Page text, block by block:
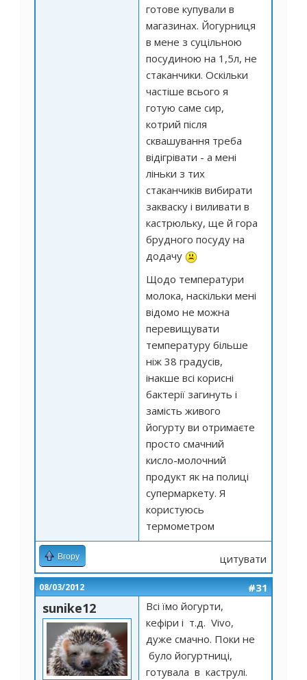
готове купували в
магазинах. Йогурниця
в мене з суцільною
посудиною на 1,5л, не
стаканчики. Оскільки
частіше всього я
готую саме сир,
котрий після
сквашування треба
відігрівати - а мені
ліньки з тих
стаканчиків вибирати
закваску і виливати в
кастрюльку, ще й гора
брудного посуду на
додачу
Щодо температури
молока, наскільки мені
відомо не можна
перевищувати
температуру більше
ніж 38 градусів,
інакше всі корисні
бактерії загинуть і
замість живого
йогурту ви отримаєте
просто смачний
кисло-молочний
продукт як на полиці
супермаркету. Я
користуюсь
термометром
Вгору цитувати
08/03/2012 #31
sunike12
Всі їмо йогурти,
кефіри і т.д. Vivo,
дуже смачно. Поки не
було йогуртниці,
готувала в каструлі.